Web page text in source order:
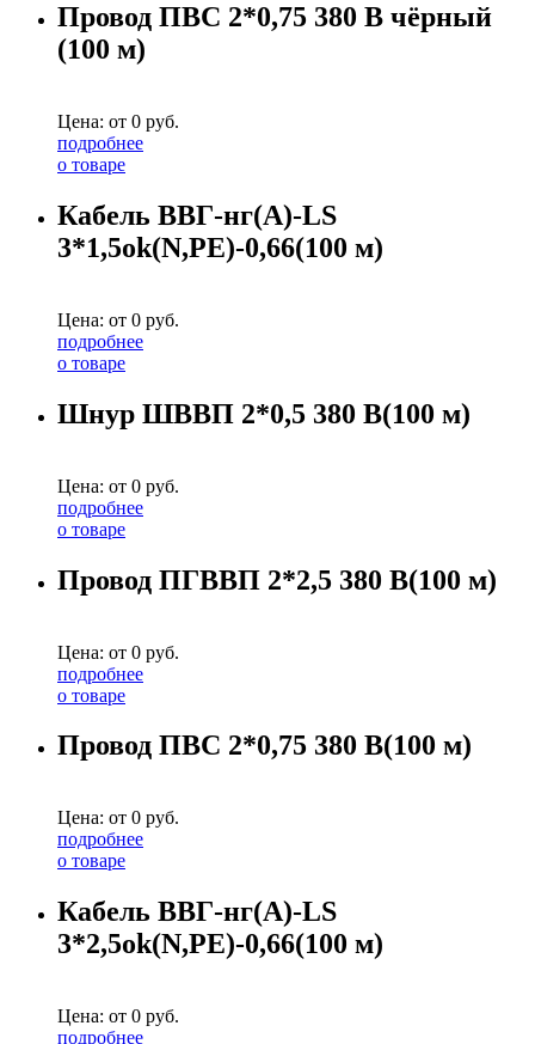
Провод ПВС 2*0,75 380 В чёрный
(100 м)
Цена: от 0 руб.
подробнее
о товаре
Кабель ВВГ-нг(А)-LS
3*1,5ok(N,PE)-0,66(100 м)
Цена: от 0 руб.
подробнее
о товаре
Шнур ШВВП 2*0,5 380 В(100 м)
Цена: от 0 руб.
подробнее
о товаре
Провод ПГВВП 2*2,5 380 В(100 м)
Цена: от 0 руб.
подробнее
о товаре
Провод ПВС 2*0,75 380 В(100 м)
Цена: от 0 руб.
подробнее
о товаре
Кабель ВВГ-нг(А)-LS
3*2,5ok(N,PE)-0,66(100 м)
Цена: от 0 руб.
подробнее